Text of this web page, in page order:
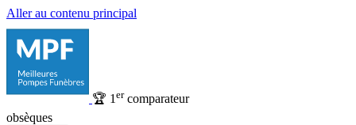
Aller au contenu principal
🏆 1 ercomparateur
obsèques